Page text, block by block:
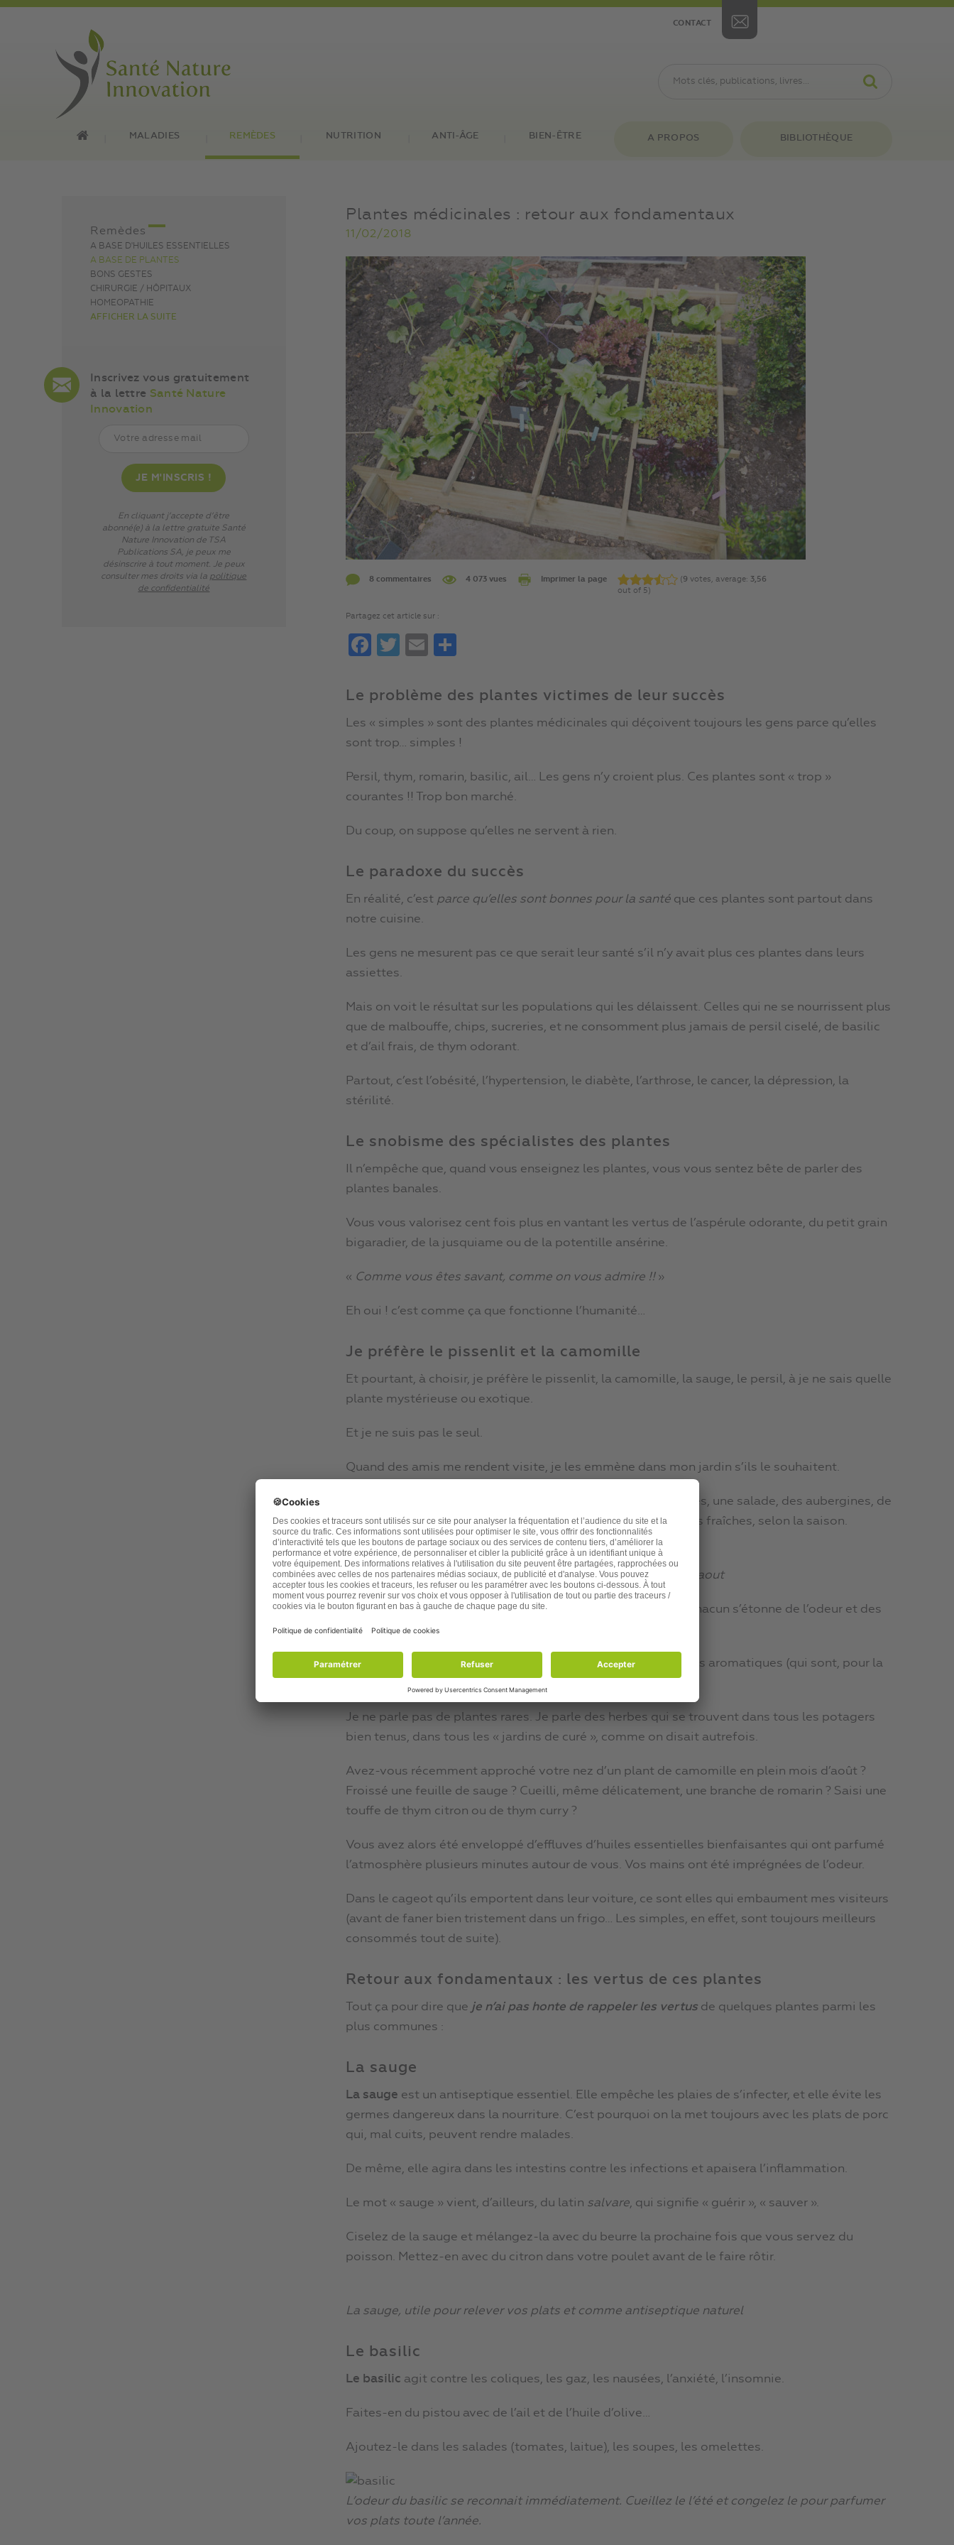
CONTACT
MALADIES REMÈDES NUTRITION ANTI-ÂGE BIEN-ÊTRE A PROPOS BIBLIOTHÈQUE
Remèdes
A BASE D'HUILES ESSENTIELLES
A BASE DE PLANTES
BONS GESTES
CHIRURGIE / HÔPITAUX
HOMEOPATHIE
AFFICHER LA SUITE
Inscrivez vous gratuitement
à la lettre Santé Nature
Innovation
En cliquant j’accepte d’être
abonné(e) à la lettre gratuite Santé
Nature Innovation de TSA
Publications SA, je peux me
désinscrire à tout moment. Je peux
consulter mes droits via la politique
de confidentialité
Plantes médicinales : retour aux fondamentaux
11/02/2018
8 commentaires 4 073 vues Imprimer la page (9 votes, average: 3,56
out of 5)
Partagez cet article sur :
FacebookTwitterEmail
Le problème des plantes victimes de leur succès
Les « simples » sont des plantes médicinales qui déçoivent toujours les gens parce qu’elles
sont trop… simples !
Persil, thym, romarin, basilic, ail… Les gens n’y croient plus. Ces plantes sont « trop »
courantes !! Trop bon marché.
Du coup, on suppose qu’elles ne servent à rien.
Le paradoxe du succès
En réalité, c’est parce qu’elles sont bonnes pour la santé que ces plantes sont partout dans
notre cuisine.
Les gens ne mesurent pas ce que serait leur santé s’il n’y avait plus ces plantes dans leurs
assiettes.
Mais on voit le résultat sur les populations qui les délaissent. Celles qui ne se nourrissent plus
que de malbouffe, chips, sucreries, et ne consomment plus jamais de persil ciselé, de basilic
et d’ail frais, de thym odorant.
Partout, c’est l’obésité, l’hypertension, le diabète, l’arthrose, le cancer, la dépression, la
stérilité.
Le snobisme des spécialistes des plantes
Il n’empêche que, quand vous enseignez les plantes, vous vous sentez bête de parler des
plantes banales.
Vous vous valorisez cent fois plus en vantant les vertus de l’aspérule odorante, du petit grain
bigaradier, de la jusquiame ou de la potentille ansérine.
« Comme vous êtes savant, comme on vous admire !! »
Eh oui ! c’est comme ça que fonctionne l’humanité…
Je préfère le pissenlit et la camomille
Et pourtant, à choisir, je préfère le pissenlit, la camomille, la sauge, le persil, à je ne sais quelle
plante mystérieuse ou exotique.
Et je ne suis pas le seul.
Quand des amis me rendent visite, je les emmène dans mon jardin s’ils le souhaitent.
Au passage, je cueille une courgette, quelques belles tomates, une salade, des aubergines, de
la rhubarbe, des épinards, une botte d’oignons ou d’échalotes fraîches, selon la saison.
Une récolte particulièrement abondante de mon potager fin aout
C’est toujours un moment de plaisir (surtout pour moi !), et chacun s’étonne de l’odeur et des
belles couleurs de ces légumes si frais.
Mais l’excitation est à son comble quand je coupe des plantes aromatiques (qui sont, pour la
Je ne parle pas de plantes rares. Je parle des herbes qui se trouvent dans tous les potagers
bien tenus, dans tous les « jardins de curé », comme on disait autrefois.
Avez-vous récemment approché votre nez d’un plant de camomille en plein mois d’août ?
Froissé une feuille de sauge ? Cueilli, même délicatement, une branche de romarin ? Saisi une
touffe de thym citron ou de thym curry ?
Vous avez alors été enveloppé d’effluves d’huiles essentielles bienfaisantes qui ont parfumé
l’atmosphère plusieurs minutes autour de vous. Vos mains ont été imprégnées de l’odeur.
Dans le cageot qu’ils emportent dans leur voiture, ce sont elles qui embaument mes visiteurs
(avant de faner bien tristement dans un frigo… Les simples, en effet, sont toujours meilleurs
consommés tout de suite).
Retour aux fondamentaux : les vertus de ces plantes
Tout ça pour dire que je n’ai pas honte de rappeler les vertus de quelques plantes parmi les
plus communes :
La sauge
La sauge est un antiseptique essentiel. Elle empêche les plaies de s’infecter, et elle évite les
germes dangereux dans la nourriture. C’est pourquoi on la met toujours avec les plats de porc
qui, mal cuits, peuvent rendre malades.
De même, elle agira dans les intestins contre les infections et apaisera l’inflammation.
Le mot « sauge » vient, d’ailleurs, du latin salvare, qui signifie « guérir », « sauver ».
Ciselez de la sauge et mélangez-la avec du beurre la prochaine fois que vous servez du
poisson. Mettez-en avec du citron dans votre poulet avant de le faire rôtir.
La sauge, utile pour relever vos plats et comme antiseptique naturel
Le basilic
Le basilic agit contre les coliques, les gaz, les nausées, l’anxiété, l’insomnie.
Faites-en du pistou avec de l’ail et de l’huile d’olive…
Ajoutez-le dans les salades (tomates, laitue), les soupes, les omelettes.
L’odeur du basilic se reconnait immédiatement. Cueillez le l’été et congelez le pour parfumer
vos plats toute l’année.